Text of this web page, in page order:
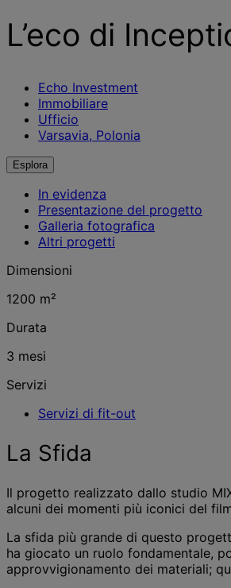
L’eco di
Echo Investment
Immobiliare
Ufficio
Varsavia, Polonia
Esplora
In evidenza
Presentazione del progetto
Galleria fotografica
Altri progetti
Dimensioni
1200 m²
Durata
3 mesi
Servizi
Servizi di fit-out
La Sfida
Il progetto realizzato dallo studio
alcuni dei momenti più iconici del
La sfida più grande di questo
ha giocato un ruolo fondamentale,
approvvigionamento dei materiali;